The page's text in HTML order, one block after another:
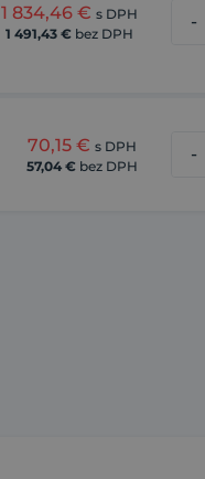
1 834,46 € s DPH
1 491,43 € bez DPH
-
70,15 € s DPH
57,04 € bez DPH
-